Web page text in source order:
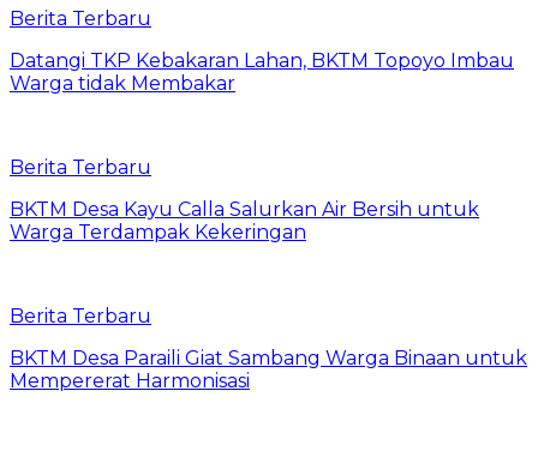
Berita Terbaru
Datangi TKP Kebakaran Lahan, BKTM Topoyo Imbau
Warga tidak Membakar
Berita Terbaru
BKTM Desa Kayu Calla Salurkan Air Bersih untuk
Warga Terdampak Kekeringan
Berita Terbaru
BKTM Desa Paraili Giat Sambang Warga Binaan untuk
Mempererat Harmonisasi